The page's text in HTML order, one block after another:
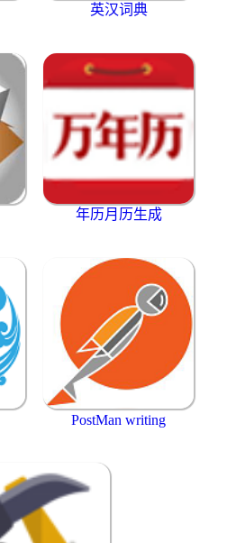
英汉词典
年历月历生成
PostMan writing